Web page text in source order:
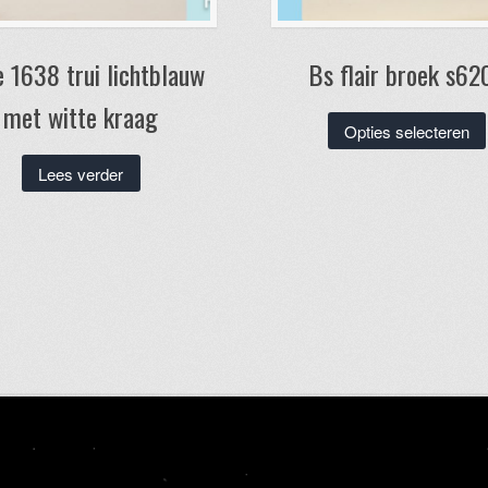
1638 trui lichtblauw
met witte kraag
Lees verder
Bs flair broek
Opties selecteren